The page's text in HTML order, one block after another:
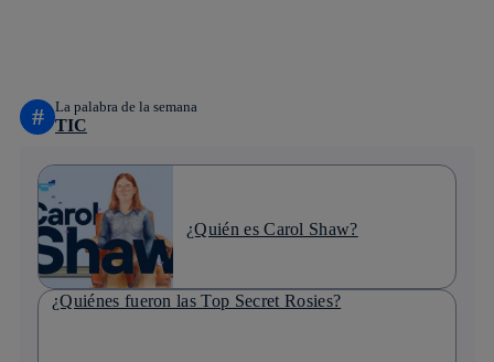
# La palabra de la semana
TIC
¿Quién es Carol Shaw?
¿Quiénes fueron las Top Secret Rosies?